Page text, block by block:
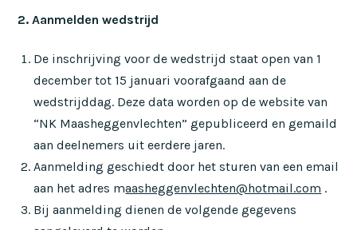
2. Aanmelden wedstrijd
De inschrijving voor de wedstrijd staat open van 1
december tot 15 januari voorafgaand aan de
wedstrijddag. Deze data worden op de website van
“NK Maasheggenvlechten” gepubliceerd en gemaild
aan deelnemers uit eerdere jaren.
Aanmelding geschiedt door het sturen van een email
aan het adres maasheggenvlechten@hotmail.com .
Bij aanmelding dienen de volgende gegevens